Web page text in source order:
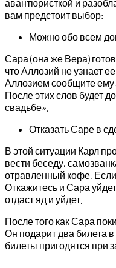
авантюристкой и
вам предстоит выбор:
Можно обо всем
Сара (она же Вера)
что Аллозий не узнает
Аллозием сообщите ему,
После этих слов будет
свадьбе».
Отказать Саре в
В этой ситуации Карл
вести беседу,
отравленный кофе. Если
Откажитесь и Сара
отдаст яд и уйдет.
После того как Сара
Он подарит два билета
билеты пригодятся при